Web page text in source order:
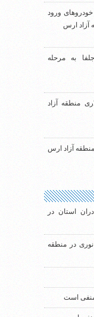
خودروهای ورود
آزاد ارس
به مرحله
دلاری منطقه آزاد
آزاد ارس
استان در
نوری در منطقه
منفی است